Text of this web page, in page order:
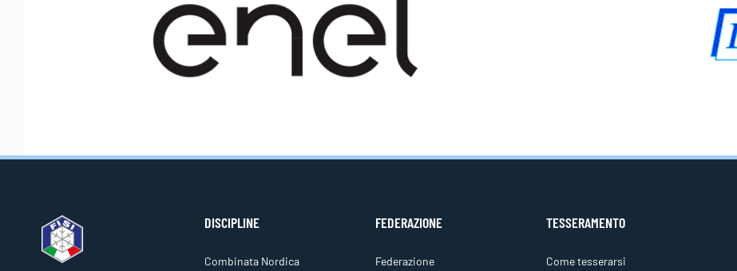
DISCIPLINE
Combinata Nordica
FEDERAZIONE
Federazione
TESSERAMENTO
Come tesserarsi